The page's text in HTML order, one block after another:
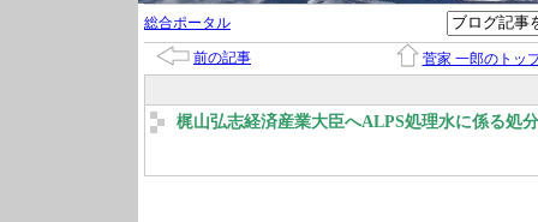
総合ポータル
前の記事 菅家 一郎のトッ
梶山弘志経済産業大臣へALPS処理水に係る処